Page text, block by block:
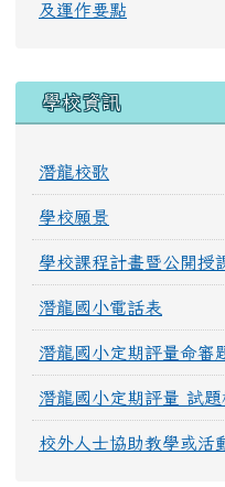
及運作要點
學校資訊
潛龍校歌
學校願景
學校課程計畫暨公開授
潛龍國小電話表
潛龍國小定期評量命審
潛龍國小定期評量 試題
校外人士協助教學或活